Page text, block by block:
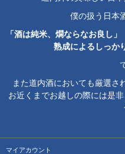
僕の扱う日本
「酒は純米、燗ならなお良し
熟成によるしっか
また道内酒においても厳選さ
お近くまでお越しの際には是
マイアカウント